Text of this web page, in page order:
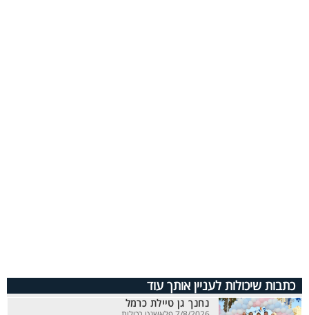
כתבות שיכולות לעניין אותך עוד
נחנך גן טיילת כרמל